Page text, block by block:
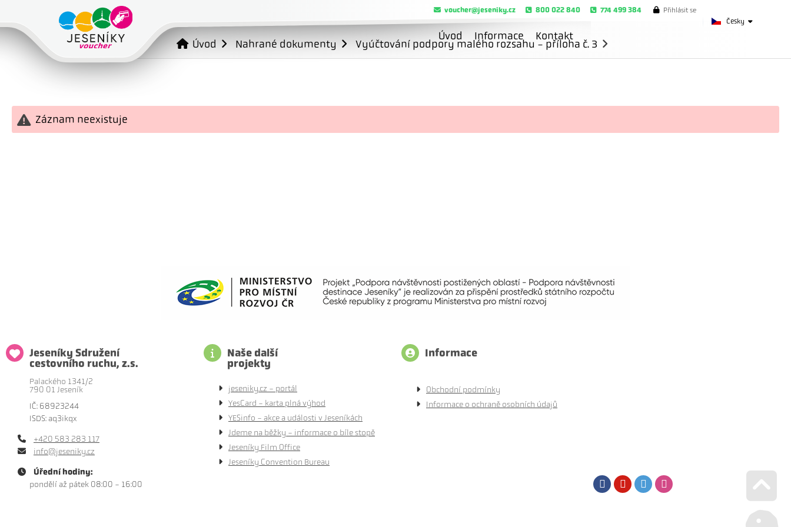
Česky
voucher@jeseniky.cz 800 022 840 774 499 384 Přihlásit se
Úvod Informace Kontakt
Úvod Nahrané dokumenty Vyúčtování podpory malého rozsahu - příloha č. 3
Záznam neexistuje
Jeseníky Sdružení
cestovního ruchu, z.s.
Palackého 1341/2
790 01 Jeseník
IČ: 68923244
ISDS: aq3ikqx
+420 583 283 117
info@jeseniky.cz
Úřední hodiny:
pondělí až pátek 08:00 - 16:00
Naše další
projekty
jeseniky.cz - portál
YesCard - karta plná výhod
YESinfo - akce a události v Jeseníkách
Jdeme na běžky - informace o bíle stopě
Jeseníky Film Office
Jeseníky Convention Bureau
Informace
Obchodní podmínky
Informace o ochraně osobních údajů
FacebookYoutubeTwitter
Go